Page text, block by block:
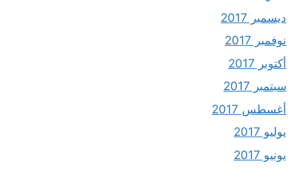
ديسمبر 2017
نوفمبر 2017
أكتوبر 2017
سبتمبر 2017
أغسطس 2017
يوليو 2017
يونيو 2017